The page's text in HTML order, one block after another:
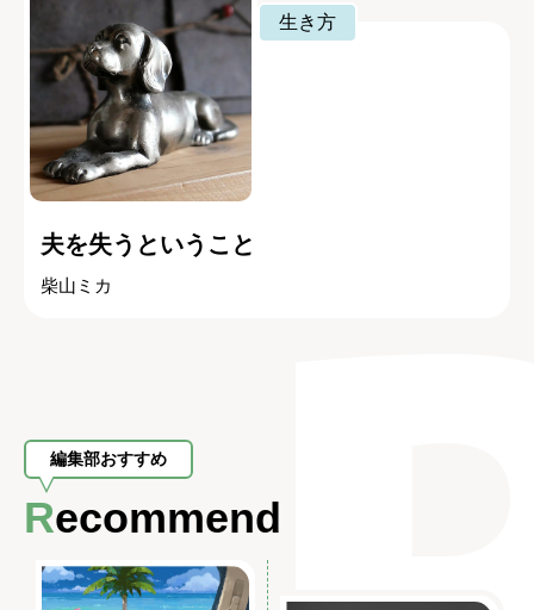
生き方
夫を失うということ
柴山ミカ
編集部おすすめ
Recommend